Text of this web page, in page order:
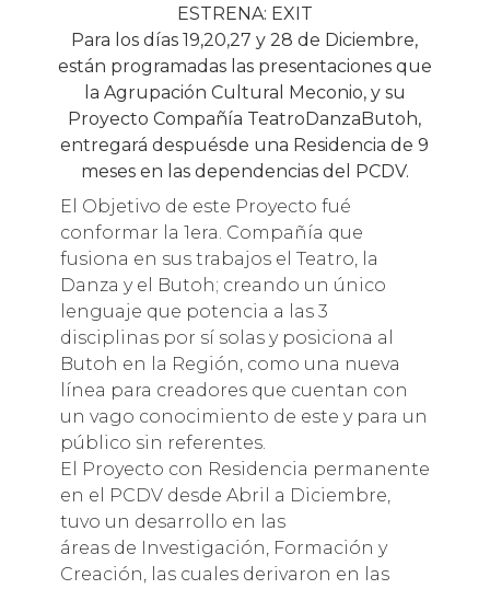
ESTRENA: EXIT
Para los días 19,20,27 y 28 de Diciembre,
están programadas las presentaciones que
la Agrupación Cultural Meconio, y su
Proyecto Compañía TeatroDanzaButoh,
entregará despuésde una Residencia de 9
meses en las dependencias del PCDV.
El Objetivo de este Proyecto fué
conformar la 1era. Compañía que
fusiona en sus trabajos el Teatro, la
Danza y el Butoh; creando un único
lenguaje que potencia a las 3
disciplinas por sí solas y posiciona al
Butoh en la Región, como una nueva
línea para creadores que cuentan con
un vago conocimiento de este y para un
público sin referentes.
El Proyecto con Residencia permanente
en el PCDV desde Abril a Diciembre,
tuvo un desarrollo en las
áreas de Investigación, Formación y
Creación, las cuales derivaron en las